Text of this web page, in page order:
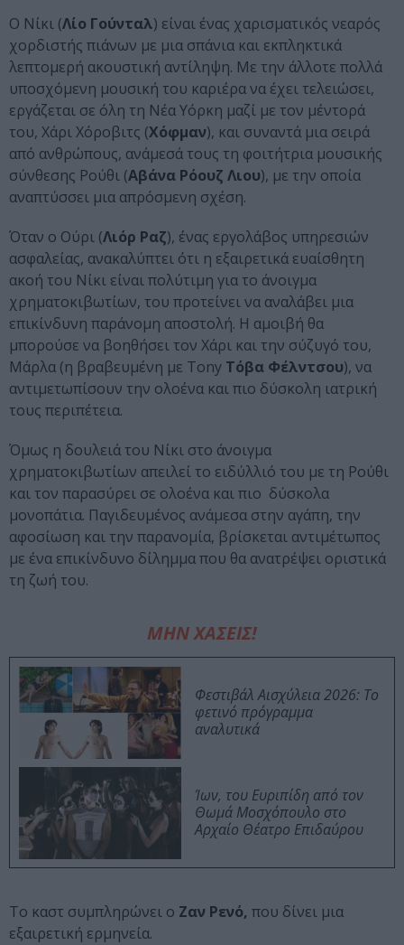
Ο Νίκι (Λίο Γούνταλ) είναι ένας χαρισματικός νεαρός
χορδιστής πιάνων με μια σπάνια και εκπληκτικά
λεπτομερή ακουστική αντίληψη. Με την άλλοτε πολλά
υποσχόμενη μουσική του καριέρα να έχει τελειώσει,
εργάζεται σε όλη τη Νέα Υόρκη μαζί με τον μέντορά
του, Χάρι Χόροβιτς (Χόφμαν), και συναντά μια σειρά
από ανθρώπους, ανάμεσά τους τη φοιτήτρια μουσικής
σύνθεσης Ρούθι (Αβάνα Ρόουζ Λιου), με την οποία
αναπτύσσει μια απρόσμενη σχέση.
Όταν ο Ούρι (Λιόρ Ραζ), ένας εργολάβος υπηρεσιών
ασφαλείας, ανακαλύπτει ότι η εξαιρετικά ευαίσθητη
ακοή του Νίκι είναι πολύτιμη για το άνοιγμα
χρηματοκιβωτίων, του προτείνει να αναλάβει μια
επικίνδυνη παράνομη αποστολή. Η αμοιβή θα
μπορούσε να βοηθήσει τον Χάρι και την σύζυγό του,
Μάρλα (η βραβευμένη με Tony Τόβα Φέλντσου), να
αντιμετωπίσουν την ολοένα και πιο δύσκολη ιατρική
τους περιπέτεια.
Όμως η δουλειά του Νίκι στο άνοιγμα
χρηματοκιβωτίων απειλεί το ειδύλλιό του με τη Ρούθι
και τον παρασύρει σε ολοένα και πιο δύσκολα
μονοπάτια. Παγιδευμένος ανάμεσα στην αγάπη, την
αφοσίωση και την παρανομία, βρίσκεται αντιμέτωπος
με ένα επικίνδυνο δίλημμα που θα ανατρέψει οριστικά
τη ζωή του.
ΜΗΝ ΧΑΣΕΙΣ!
Φεστιβάλ Αισχύλεια 2026: Το
φετινό πρόγραμμα
αναλυτικά
Ίων, του Ευριπίδη από τον
Θωμά Μοσχόπουλο στο
Αρχαίο Θέατρο Επιδαύρου
Το καστ συμπληρώνει ο Ζαν Ρενό, που δίνει μια
εξαιρετική ερμηνεία.